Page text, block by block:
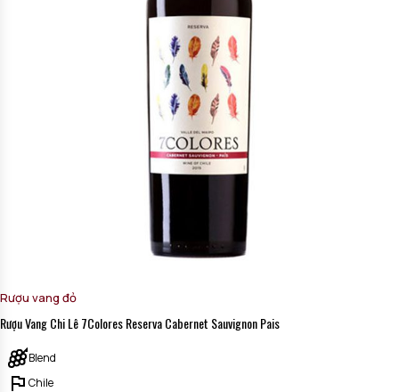
Rượu vang đỏ
Rượu Vang Chi Lê 7Colores Reserva Cabernet Sauvignon Pais
Blend
Chile